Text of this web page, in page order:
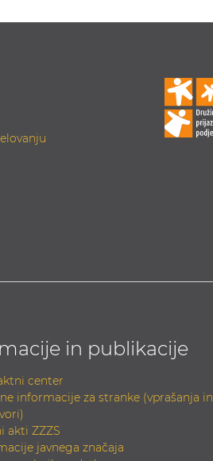
in publikacije
center
informacije za stranke (vprašanja in
akti ZZZS
javnega značaja